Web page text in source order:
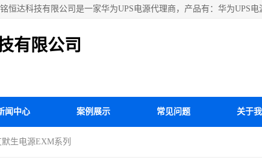
恒达科技有限公司是一家华为UPS电源代理商，产品有：华为UPS
有限公司
闻中心 案例展示 常见问题 关于我
生电源EXM系列